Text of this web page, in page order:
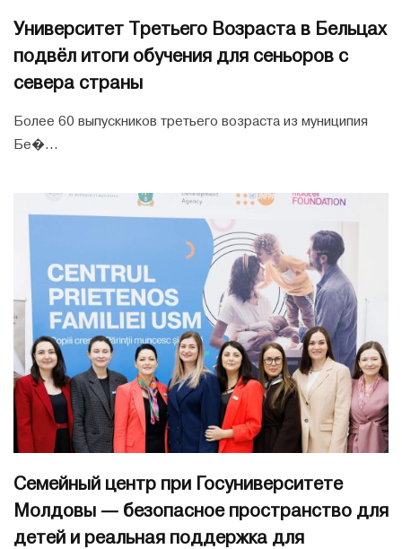
Университет Третьего Возраста в Бельцах
подвёл итоги обучения для сеньоров с
севера страны
Более 60 выпускников третьего возраста из муниципия
Бе�...
Семейный центр при Госуниверситете
Молдовы — безопасное пространство для
детей и реальная поддержка для